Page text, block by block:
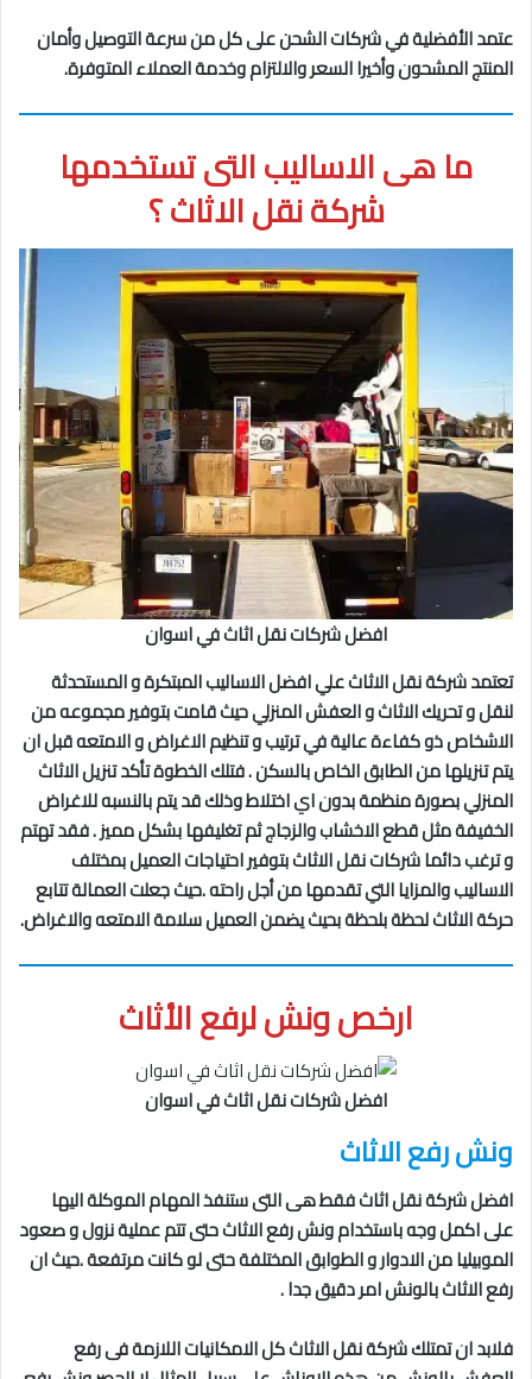
عتمد الأفضلية في شركات الشحن على كل من سرعة التوصيل وأمان
المنتج المشحون وأخيرا السعر والالتزام وخدمة العملاء المتوفرة.
ما هى الاساليب التى تستخدمها
شركة نقل الاثاث ؟
افضل شركات نقل اثاث في اسوان
تعتمد شركة نقل الاثاث علي افضل الاساليب المبتكرة و المستحدثة
لنقل و تحريك الاثاث و العفش المنزلي حيث قامت بتوفير مجموعه من
الاشخاص ذو كفاءة عالية في ترتيب و تنظيم الاغراض و الامتعه قبل ان
يتم تنزيلها من الطابق الخاص بالسكن . فتلك الخطوة تأكد تنزيل الاثاث
المنزلي بصورة منظمة بدون اي اختلاط وذلك قد يتم بالنسبه للاغراض
الخفيفة مثل قطع الاخشاب والزجاج ثم تغليفها بشكل مميز . فقد تهتم
و ترغب دائما شركات نقل الاثاث بتوفير احتياجات العميل بمختلف
الاساليب والمزايا التي تقدمها من أجل راحته .حيث جعلت العمالة تتابع
حركة الاثاث لحظة بلحظة بحيث يضمن العميل سلامة الامتعه والاغراض.
ارخص ونش لرفع الأثاث
افضل شركات نقل اثاث في اسوان
ونش رفع الاثاث
افضل شركة نقل اثاث فقط هى التى ستنفذ المهام الموكلة اليها
على اكمل وجه باستخدام ونش رفع الاثاث حتى تتم عملية نزول و صعود
الموبيليا من الادوار و الطوابق المختلفة حتى لو كانت مرتفعة .حيث ان
رفع الاثاث بالونش امر دقيق جدا .
فلابد ان تمتلك شركة نقل الاثاث كل الامكانيات اللازمة فى رفع